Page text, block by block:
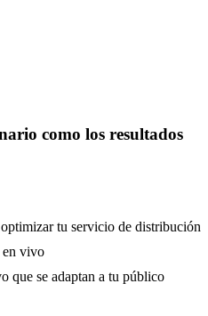
como los resultados
tu servicio de distribución
en vivo
que se adaptan a tu público